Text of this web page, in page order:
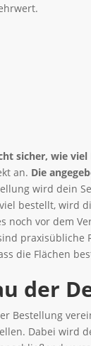
sicher, wie
an. Die
wird dein
bestellt, wird
noch vor dem
praxisübliche
die Flächen
der
Bestellung
Dabei wird